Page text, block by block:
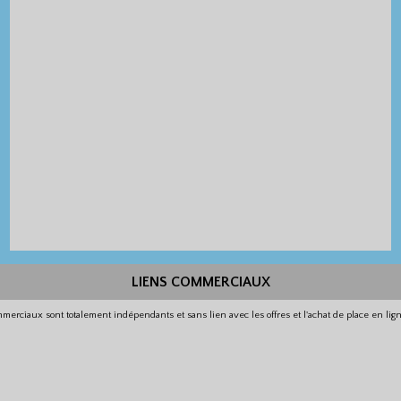
LIENS COMMERCIAUX
sont totalement indépendants et sans lien avec les offres et l'achat de place en